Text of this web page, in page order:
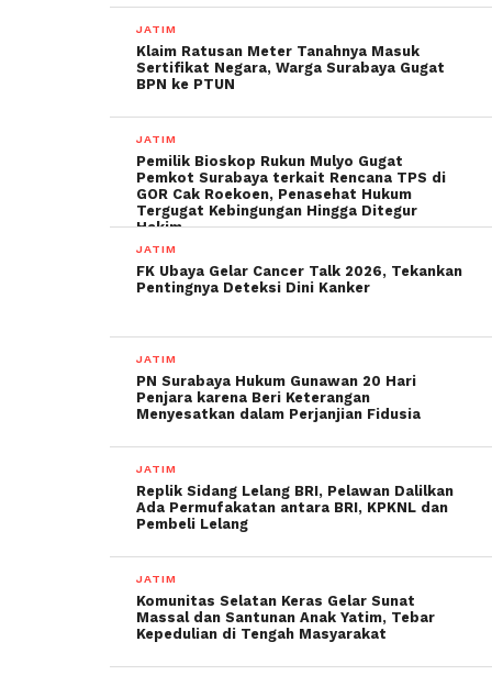
JATIM
Klaim Ratusan Meter Tanahnya Masuk
Sertifikat Negara, Warga Surabaya Gugat
BPN ke PTUN
JATIM
Pemilik Bioskop Rukun Mulyo Gugat
Pemkot Surabaya terkait Rencana TPS di
GOR Cak Roekoen, Penasehat Hukum
Tergugat Kebingungan Hingga Ditegur
Hakim
JATIM
FK Ubaya Gelar Cancer Talk 2026, Tekankan
Pentingnya Deteksi Dini Kanker
JATIM
PN Surabaya Hukum Gunawan 20 Hari
Penjara karena Beri Keterangan
Menyesatkan dalam Perjanjian Fidusia
JATIM
Replik Sidang Lelang BRI, Pelawan Dalilkan
Ada Permufakatan antara BRI, KPKNL dan
Pembeli Lelang
JATIM
Komunitas Selatan Keras Gelar Sunat
Massal dan Santunan Anak Yatim, Tebar
Kepedulian di Tengah Masyarakat